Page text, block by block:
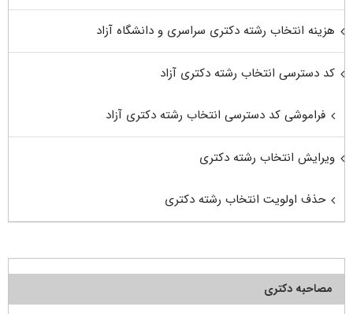
هزینه انتخاب رشته دکتری سراسری و دانشگاه آزاد
کد دسترسی انتخاب رشته دکتری آزاد
فراموشی کد دسترسی انتخاب رشته دکتری آزاد
ویرایش انتخاب رشته دکتری
حذف اولویت انتخاب رشته دکتری
مصاحبه دکتری